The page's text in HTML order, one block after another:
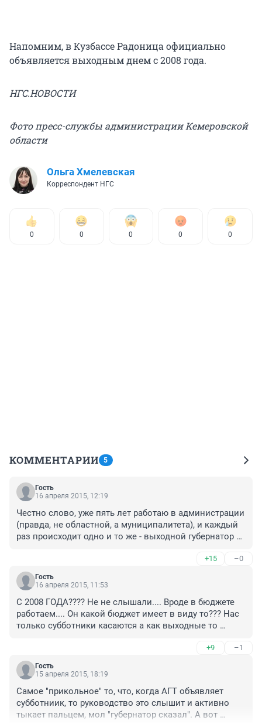
Напомним, в Кузбассе Радоница официально
объявляется выходным днем с 2008 года.
НГС.НОВОСТИ
Фото пресс-службы администрации Кемеровской
области
Ольга Хмелевская
Корреспондент НГС
0 0 0 0 0
КОММЕНТАРИИ 5
Гость
16 апреля 2015, 12:19
Честно слово, уже пять лет работаю в администрации
(правда, не областной, а муниципалитета), и каждый
раз происходит одно и то же - выходной губернатор
- почему-то мы всегда на работе в этот день, а вот,
простите, жэки и детские сады - "не придем",
"заберите ребенка не позже 15.00".... так что зря вы
+15 –0
Гость
16 апреля 2015, 11:53
С 2008 ГОДА???? Не не слышали.... Вроде в бюджете
работаем.... Он какой бюджет имеет в виду то??? Нас
только субботники касаются а как выходные то
+9 –1
Гость
15 апреля 2015, 18:19
Самое "прикольное" то, что, когда АГТ объявляет
субботниик, то руководство это слышит и активно
тыкает пальцем, мол "губернатор сказал". А вот